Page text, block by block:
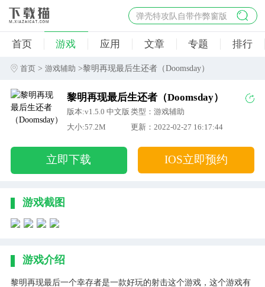
弹壳特攻队自带作弊窗版
杀手47行动
地狱幸存者破解版
首页 游戏 应用 文章 专题 排行
首页 >游戏辅助 >黎明再现最后生还者（Doomsday）
黎明再现最后生还者（Doomsday）
版本:v1.5.0 中文版 类型：游戏辅助
大小:57.2M
更新：2022-02-27 16:17:44
立即下载 IOS立即预约
游戏截图
游戏介绍
黎明再现最后一个幸存者是一款好玩的射击这个游戏，这个游戏有